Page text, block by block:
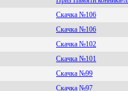
Скачка №106
Скачка №106
Скачка №102
Скачка №101
Скачка №99
Скачка №97